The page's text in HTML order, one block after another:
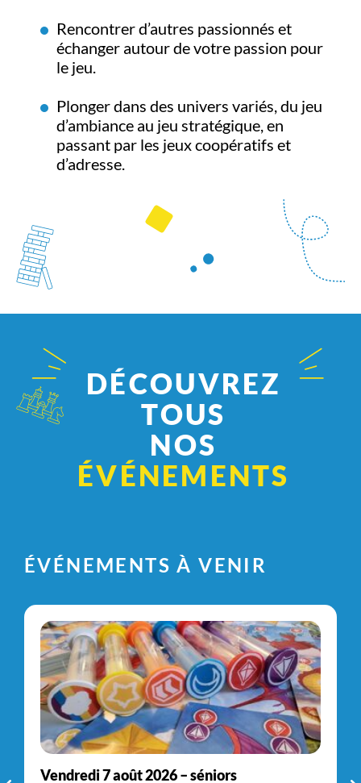
Rencontrer d’autres passionnés et
échanger autour de votre passion pour
le jeu.
Plonger dans des univers variés, du jeu
d’ambiance au jeu stratégique, en
passant par les jeux coopératifs et
d’adresse.
DÉCOUVREZ
TOUS
NOS
ÉVÉNEMENTS
ÉVÉNEMENTS À VENIR
Vendredi 7 août 2026 – séniors